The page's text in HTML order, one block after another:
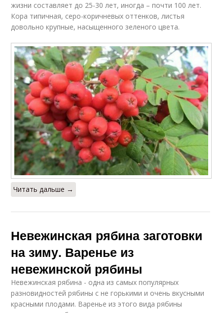
жизни составляет до 25-30 лет, иногда – почти 100 лет.
Кора типичная, серо-коричневых оттенков, листья
довольно крупные, насыщенного зеленого цвета.
Читать дальше →
Невежинская рябина заготовки
на зиму. Варенье из
невежинской рябины
Невежинская рябина - одна из самых популярных
разновидностей рябины с не горькими и очень вкусными
красными плодами. Варенье из этого вида рябины